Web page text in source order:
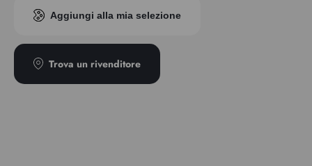
Trasparenza
Opaco
Aggiungi alla mia selezione
Trova un rivenditore